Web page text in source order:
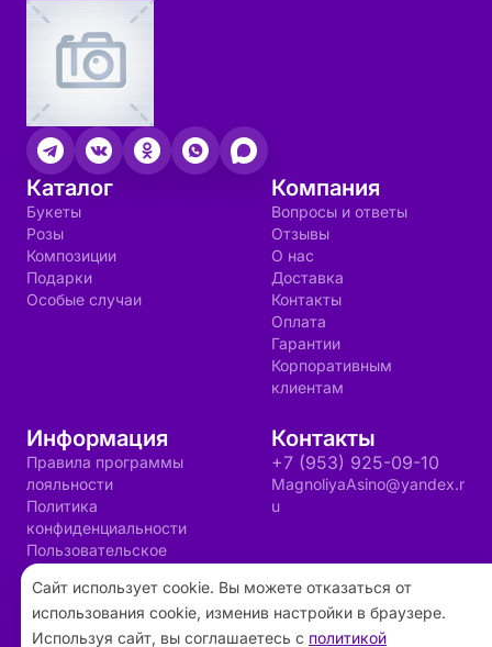
Каталог
Букеты
Розы
Композиции
Подарки
Особые случаи
Компания
Вопросы и ответы
Отзывы
О нас
Доставка
Контакты
Оплата
Гарантии
Корпоративным
клиентам
Информация
Правила программы
лояльности
Политика
конфиденциальности
Пользовательское
соглашение
Контакты
+7 (953) 925-09-10
MagnoliyaAsino@yandex.r
u
2026 ©«Магнолия»- Интернет-магазин
Сайт использует cookie. Вы можете отказаться от
использования cookie, изменив настройки в браузере.
Используя сайт, вы соглашаетесь с политикой